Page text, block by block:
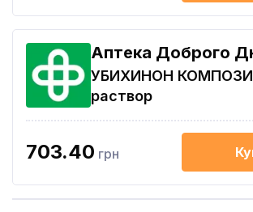
Аптека Доброго
УБИХИНОН
раствор
703.40 грн